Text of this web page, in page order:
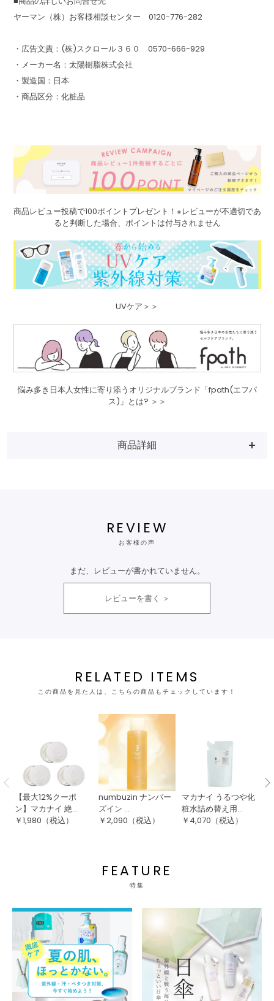
ヤーマン（株）お客様相談センター 0120-776-282
・広告文責：(株)スクロール３６０ 0570-666-929
・メーカー名：太陽樹脂株式会社
・製造国：日本
・商品区分：化粧品
商品レビュー投稿で100ポイントプレゼント！※レビューが不適切であ
ると判断した場合、ポイントは付与されません
UVケア＞＞
悩み多き日本人女性に寄り添うオリジナルブランド「fpath(エフパ
ス)」とは? ＞＞
商品詳細
REVIEW
お客様の声
まだ、レビューが書かれていません。
レビューを書く
RELATED ITEMS
この商品を見た人は、こちらの商品もチェックしています！
【最大12%クーポ
ン】マカナイ 絶...
￥1,980 （税込）
numbuzin ナンバー
ズイン ...
￥2,090 （税込）
マカナイ うるつや化
粧水詰め替え用...
￥ 4,070 （税込）
FEATURE
特集